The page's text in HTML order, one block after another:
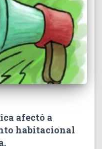
afectó a
habitacional